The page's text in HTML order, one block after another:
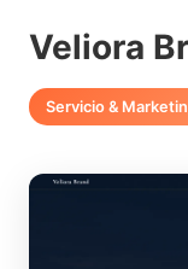
Veliora
Servicio &